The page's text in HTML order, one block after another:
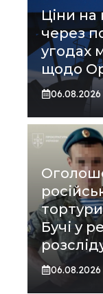
Ціни на
через
угодах
щодо
06.08.2026
Бучі у
06.08.2026